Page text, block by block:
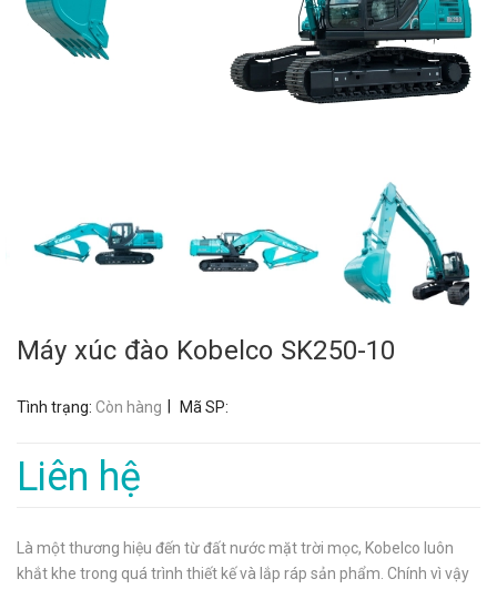
Máy xúc đào Kobelco SK250-10
Tình trạng: Còn hàng Mã SP:
Liên hệ
Là một thương hiệu đến từ đất nước mặt trời mọc, Kobelco luôn
khắt khe trong quá trình thiết kế và lắp ráp sản phẩm. Chính vì vậy